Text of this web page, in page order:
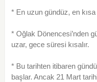
* En uzun gündüz, en kısa
* Oğlak Dönencesi’nden
uzar, gece süresi kısalır.
* Bu tarihten itibaren
başlar. Ancak 21 Mart